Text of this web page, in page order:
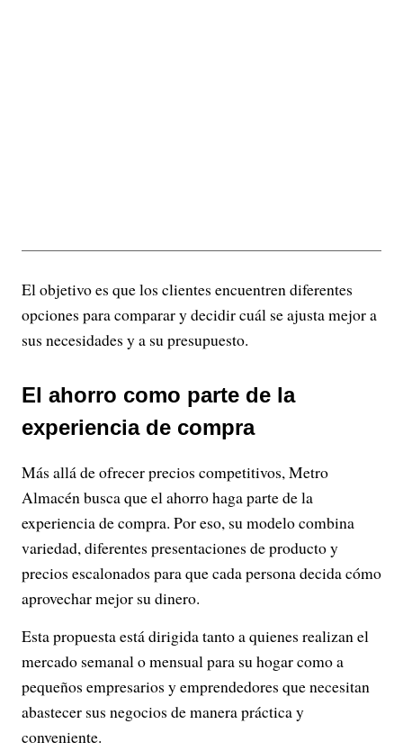
El objetivo es que los clientes encuentren diferentes
opciones para comparar y decidir cuál se ajusta mejor a
sus necesidades y a su presupuesto.
El ahorro como parte de la
experiencia de compra
Más allá de ofrecer precios competitivos, Metro
Almacén busca que el ahorro haga parte de la
experiencia de compra. Por eso, su modelo combina
variedad, diferentes presentaciones de producto y
precios escalonados para que cada persona decida cómo
aprovechar mejor su dinero.
Esta propuesta está dirigida tanto a quienes realizan el
mercado semanal o mensual para su hogar como a
pequeños empresarios y emprendedores que necesitan
abastecer sus negocios de manera práctica y
conveniente.